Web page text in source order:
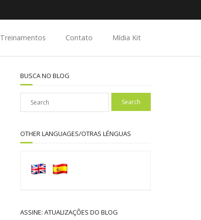
Treinamentos Contato Mídia Kit
BUSCA NO BLOG
OTHER LANGUAGES/OTRAS LÉNGUAS
ASSINE: ATUALIZAÇÕES DO BLOG